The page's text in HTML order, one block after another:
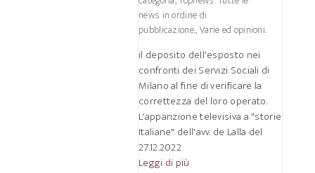
news in ordine di
pubblicazione.,Varie ed opinioni.
il deposito dell'esposto nei
confronti dei Servizi Sociali di
Milano al fine di verificare la
correttezza del loro operato.
L'apparizione televisiva a "storie
Italiane" dell'avv. de Lalla del
27.12.2022
Leggi di più